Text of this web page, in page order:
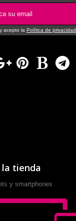
acepto la Política de privacidad
tienda
y smartphones